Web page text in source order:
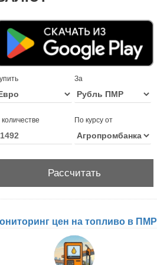
За
По курсу от
цен на топливо в ПМР